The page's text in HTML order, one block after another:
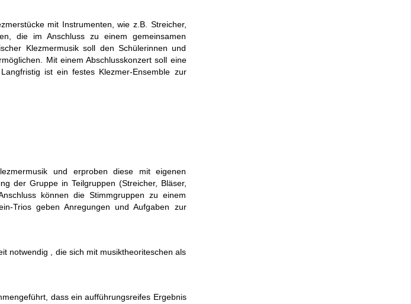
mit Instrumenten, wie z.B. Streicher,
die im Anschluss zu einem gemeinsamen
Klezmermusik soll den Schülerinnen und
Mit einem Abschlusskonzert soll eine
ist ein festes Klezmer-Ensemble zur
und erproben diese mit eigenen
der Gruppe in Teilgruppen (Streicher, Bläser,
können die Stimmgruppen zu einem
Trios geben Anregungen und Aufgaben zur
notwendig , die sich mit musiktheoriteschen als
dass ein aufführungsreifes Ergebnis